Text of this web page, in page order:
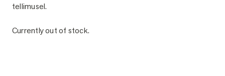
tellimusel.
Currently out of stock.